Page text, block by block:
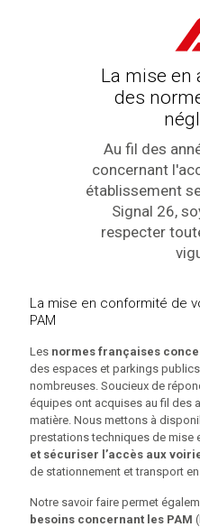
La mise en
des
Au fil des
concernant
établissement
Signal 26,
respecter
La mise en conformité de
PAM
Les normes françaises
des espaces et parkings
nombreuses. Soucieux de
équipes ont acquises au fil des
matière. Nous mettons à
prestations techniques de mise
et sécuriser l’accès aux
de stationnement et transport
Notre savoir faire permet
besoins concernant les PAM